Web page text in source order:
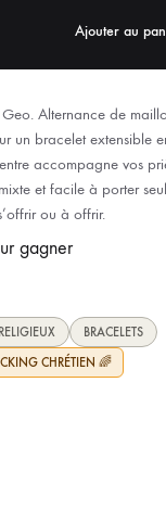
SOUVENIRS
Ajouter au
Alternance de
un bracelet extensible
accompagne vos
et facile à porter
ou à offrir.
gagner
BRACELETS
CHRÉTIEN 🌈